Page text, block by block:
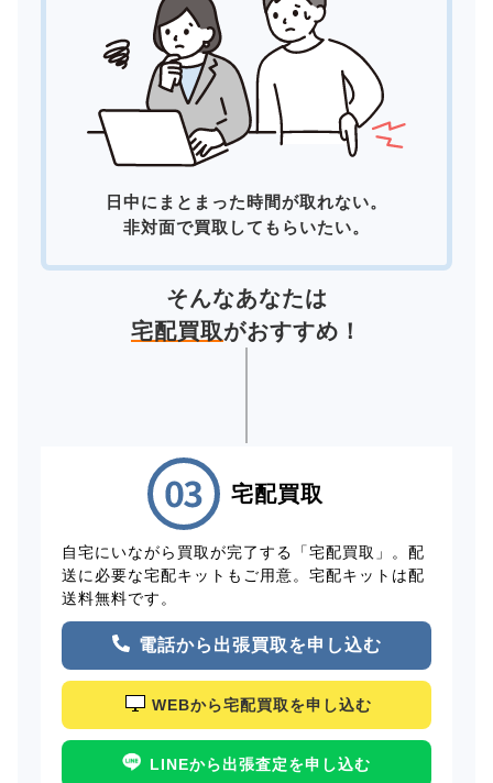
日中にまとまった時間が取れない。
非対面で買取してもらいたい。
そんなあなたは
宅配買取がおすすめ！
宅配買取
自宅にいながら買取が完了する「宅配買取」。配
送に必要な宅配キットもご用意。宅配キットは配
送料無料です。
電話から出張買取を申し込む
WEBから宅配買取を申し込む
LINEから出張査定を申し込む